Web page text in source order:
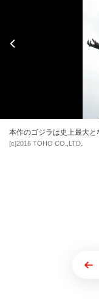
本作のゴジラは史上最大と
[c]2016 TOHO CO.,LTD.